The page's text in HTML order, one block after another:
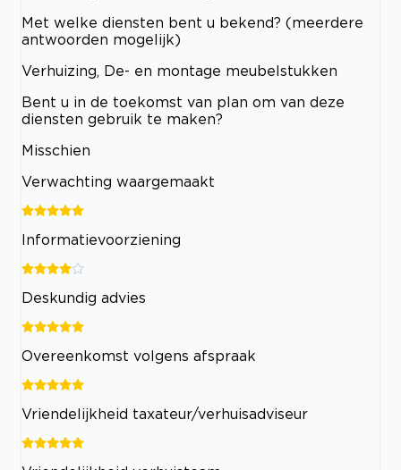
Met welke diensten bent u bekend? (meerdere
antwoorden mogelijk)
Verhuizing, De- en montage meubelstukken
Bent u in de toekomst van plan om van deze
diensten gebruik te maken?
Misschien
Verwachting waargemaakt
Informatievoorziening
Deskundig advies
Overeenkomst volgens afspraak
Vriendelijkheid taxateur/verhuisadviseur